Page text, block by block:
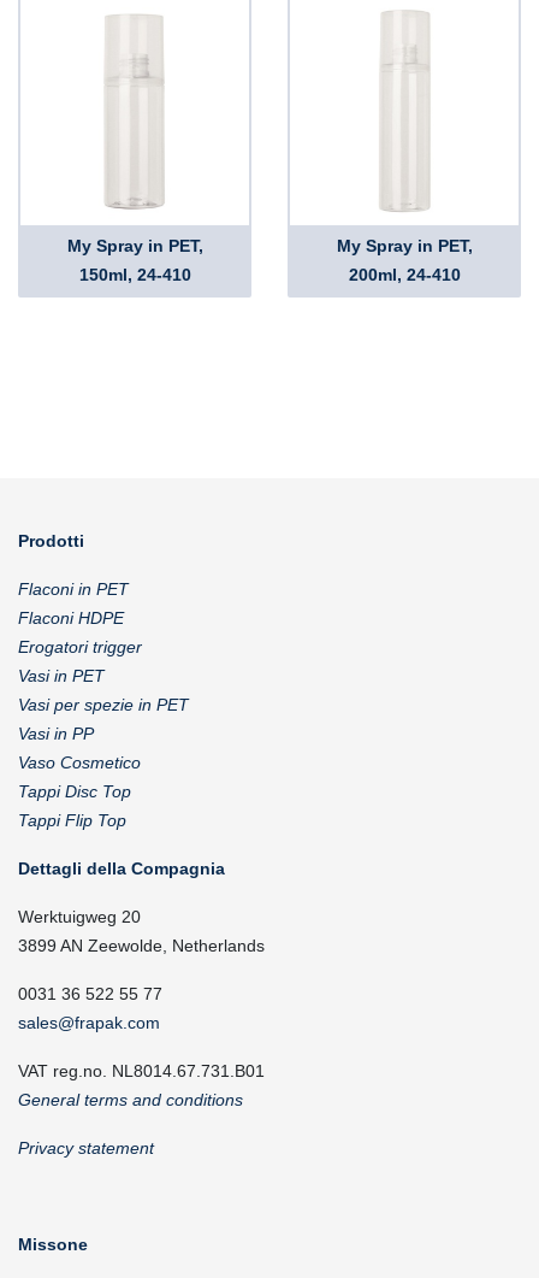
My Spray in PET,
150ml, 24-410
My Spray in PET,
200ml, 24-410
Prodotti
Flaconi in PET
Flaconi HDPE
Erogatori trigger
Vasi in PET
Vasi per spezie in PET
Vasi in PP
Vaso Cosmetico
Tappi Disc Top
Tappi Flip Top
Dettagli della Compagnia
Werktuigweg 20
3899 AN Zeewolde, Netherlands
0031 36 522 55 77
sales@frapak.com
VAT reg.no. NL8014.67.731.B01
General terms and conditions
Privacy statement
Missone